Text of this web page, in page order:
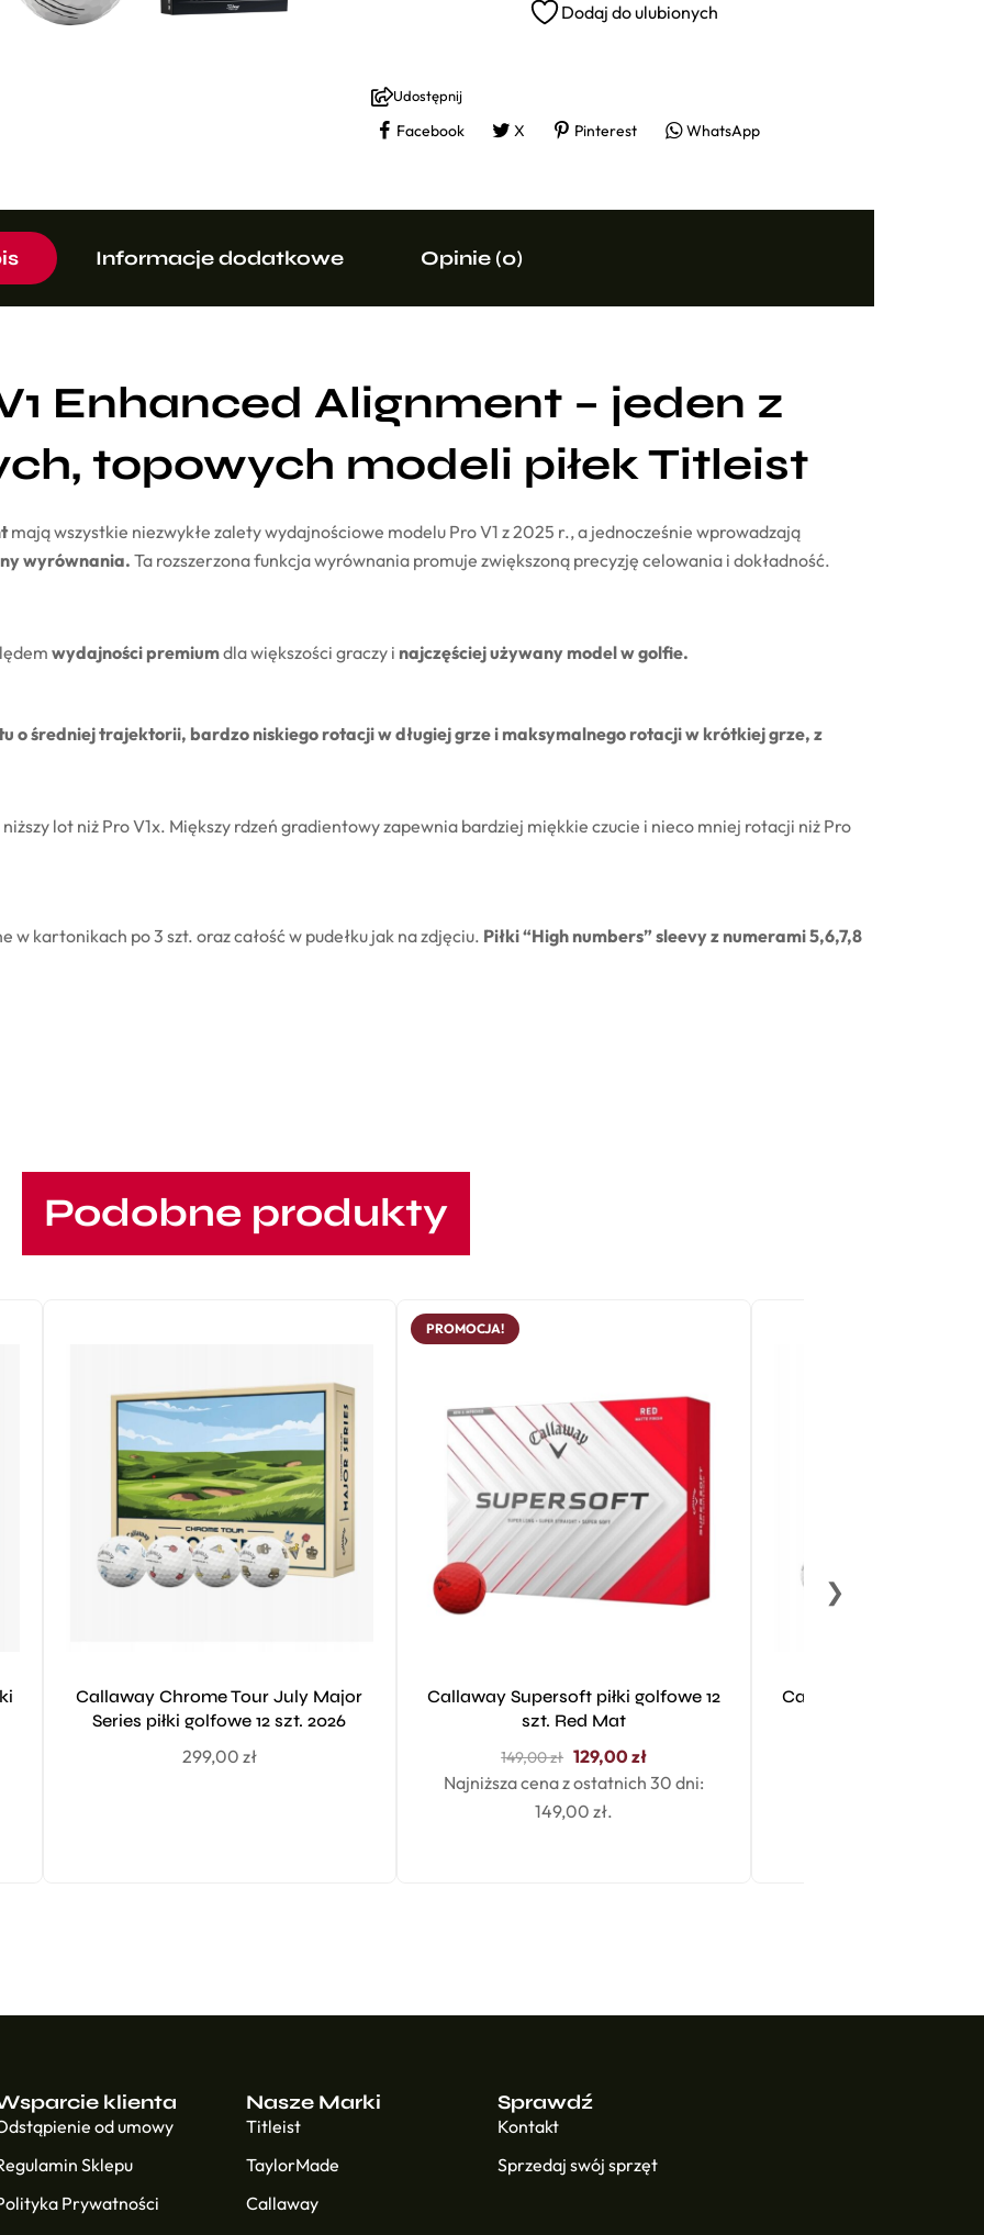
Dodaj do ulubionych
Udostępnij
Facebook X Pinterest WhatsApp
Informacje dodatkowe Opinie (0)
Enhanced Alignment – jeden z
topowych modeli piłek Titleist
mają wszystkie niezwykłe zalety wydajnościowe modelu Pro V1 z 2025 r., a jednocześnie wprowadzają
wyrównania. Ta rozszerzona funkcja wyrównania promuje zwiększoną precyzję celowania i dokładność.
wydajności premiumdla większości graczy i najczęściej używany model w golfie.
o średniej trajektorii, bardzo niskiego rotacji w długiej grze i maksymalnego rotacji w krótkiej grze, z
lot niż Pro V1x. Miększy rdzeń gradientowy zapewnia bardziej miękkie czucie i nieco mniej rotacji niż Pro
kartonikach po 3 szt. oraz całość w pudełku jak na zdjęciu. Piłki “High numbers” sleevy z numerami 5,6,7,8
Podobne produkty
Callaway Chrome Tour July Major
Series piłki golfowe 12 szt. 2026
299,00 zł
PROMOCJA!
Callaway Supersoft piłki golfowe 12
szt. Red Mat
149,00zł 129,00zł
Najniższa cena z ostatnich 30 dni:
149,00zł.
Callaway Supersoft
❯
klienta
od umowy
Sklepu
Prywatności
Nasze Marki
Titleist
TaylorMade
Callaway
Sprawdź
Kontakt
Sprzedaj swój sprzęt